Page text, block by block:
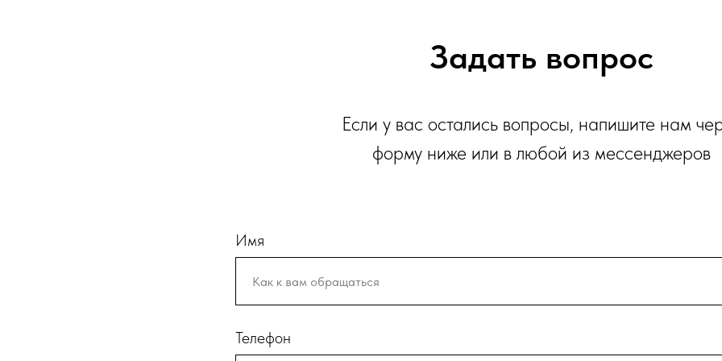
Задать вопрос
Если у вас остались вопросы, напишите нам
форму ниже или в любой из мессенджеров
Имя
Телефон